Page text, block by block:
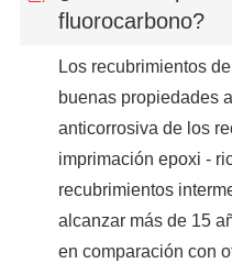
fluorocarbono?
Los recubrimientos
buenas propiedades
anticorrosiva de los
imprimación epoxi -
recubrimientos
alcanzar más de 15
en comparación con